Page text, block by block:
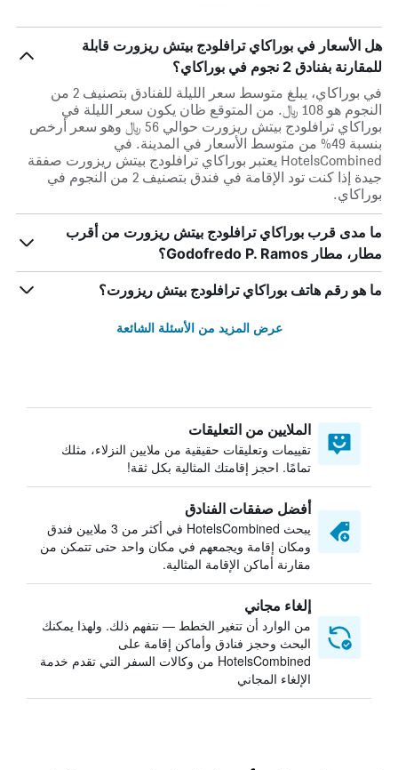
هل الأسعار في بوراكاي ترافلودج بيتش ريزورت قابلة
للمقارنة بفنادق 2 نجوم في بوراكاي؟
في بوراكاي، يبلغ متوسط ​​سعر الليلة للفنادق بتصنيف 2 من
النجوم هو 108 ﷼. من المتوقع ظان يكون سعر الليلة في
بوراكاي ترافلودج بيتش ريزورت حوالي 56 ﷼ وهو سعر أرخص
بنسبة 49% من متوسط الأسعار في المدينة. في
HotelsCombined يعتبر بوراكاي ترافلودج بيتش ريزورت صفقة
جيدة إذا كنت تود الإقامة في فندق بتصنيف 2 من النجوم في
بوراكاي.
ما مدى قرب بوراكاي ترافلودج بيتش ريزورت من أقرب
مطار، مطار Godofredo P. Ramos؟
ما هو رقم هاتف بوراكاي ترافلودج بيتش ريزورت؟
عرض المزيد من الأسئلة الشائعة
الملايين من التعليقات
تقييمات وتعليقات حقيقية من ملايين النزلاء، مثلك
تمامًا. احجز إقامتك المثالية بكل ثقة!
أفضل صفقات الفنادق
يبحث HotelsCombined في أكثر من 3 ملايين فندق
ومكان إقامة ويجمعهم في مكان واحد حتى تتمكن من
مقارنة أماكن الإقامة المثالية.
إلغاء مجاني
من الوارد أن تتغير الخطط — نتفهم ذلك. ولهذا يمكنك
البحث وحجز فنادق وأماكن إقامة على
HotelsCombined من وكالات السفر التي تقدم خدمة
الإلغاء المجاني